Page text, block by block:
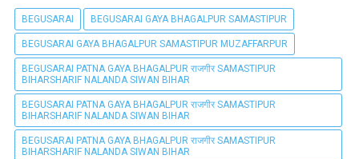
BEGUSARAI BEGUSARAI GAYA BHAGALPUR SAMASTIPUR
BEGUSARAI GAYA BHAGALPUR SAMASTIPUR MUZAFFARPUR
BEGUSARAI PATNA GAYA BHAGALPUR राजगीर SAMASTIPUR
BIHARSHARIF NALANDA SIWAN BIHAR
BEGUSARAI PATNA GAYA BHAGALPUR राजगीर SAMASTIPUR
BIHARSHARIF NALANDA SIWAN BIHAR
BEGUSARAI PATNA GAYA BHAGALPUR राजगीर SAMASTIPUR
BIHARSHARIF NALANDA SIWAN BIHAR